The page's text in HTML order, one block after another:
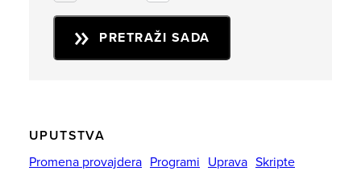
PRETRAŽI SADA
UPUTSTVA
Promena provajdera Programi Uprava Skripte